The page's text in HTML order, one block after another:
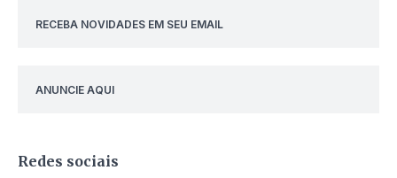
RECEBA NOVIDADES EM SEU EMAIL
ANUNCIE AQUI
Redes sociais